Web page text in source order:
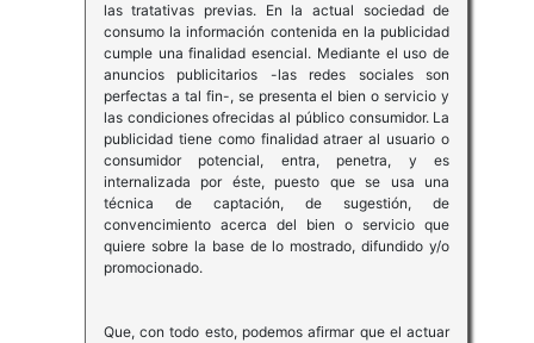
las tratativas previas. En la actual sociedad de
consumo la información contenida en la publicidad
cumple una finalidad esencial. Mediante el uso de
anuncios publicitarios -las redes sociales son
perfectas a tal fin-, se presenta el bien o servicio y
las condiciones ofrecidas al público consumidor. La
publicidad tiene como finalidad atraer al usuario o
consumidor potencial, entra, penetra, y es
internalizada por éste, puesto que se usa una
técnica de captación, de sugestión, de
convencimiento acerca del bien o servicio que
quiere sobre la base de lo mostrado, difundido y/o
promocionado.
Que, con todo esto, podemos afirmar que el actuar